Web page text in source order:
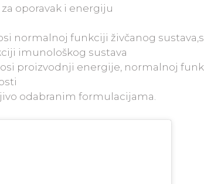
oporavak i energiju
normalnoj funkciji živčanog
imunološkog sustava
proizvodnji energije, normalnoj
odabranim formulacijama.